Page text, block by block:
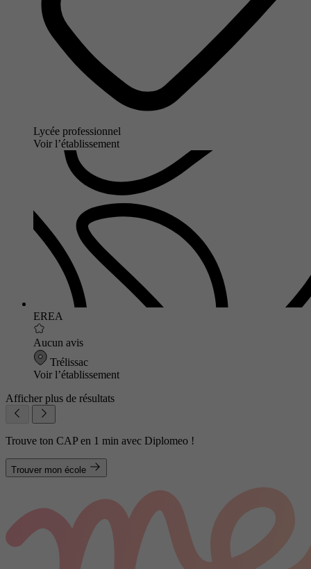
Lycée professionnel
Voir l’établissement
EREA
Aucun avis
Trélissac
Voir l’établissement
Afficher plus de résultats
Trouve ton CAP en 1 min avec Diplomeo !
Trouver mon école